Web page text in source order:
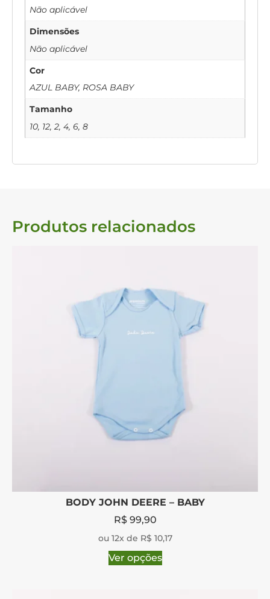
Não aplicável
Dimensões
Não aplicável
Cor
AZUL BABY, ROSA BABY
Tamanho
10, 12, 2, 4, 6, 8
Produtos relacionados
BODY JOHN DEERE – BABY
R$99,90
ou 12x de R$ 10,17
Ver opções